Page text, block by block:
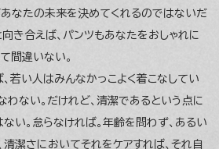
あなたの未来を決めてくれるのではないだ
き合えば、パンツもあなたをおしゃれに
間違いない。
若い人はみんなかっこよく着こなしてい
わない。だけれど、清潔であるという点に
い。怠らなければ。年齢を問わず、あるい
潔さにおいてそれをケアすれば、それ自